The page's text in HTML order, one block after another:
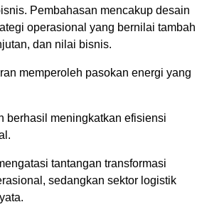
Pembahasan mencakup desain
operasional yang bernilai tambah
dan nilai bisnis.
memperoleh pasokan energi yang
berhasil meningkatkan efisiensi
tantangan transformasi
sedangkan sektor logistik